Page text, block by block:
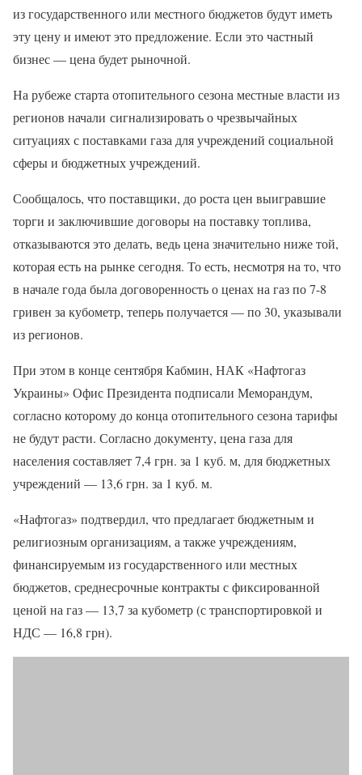
из государственного или местного бюджетов будут иметь
эту цену и имеют это предложение. Если это частный
бизнес — цена будет рыночной.
На рубеже старта отопительного сезона местные власти из
регионов начали сигнализировать о чрезвычайных
ситуациях с поставками газа для учреждений социальной
сферы и бюджетных учреждений.
Сообщалось, что поставщики, до роста цен выигравшие
торги и заключившие договоры на поставку топлива,
отказываются это делать, ведь цена значительно ниже той,
которая есть на рынке сегодня. То есть, несмотря на то, что
в начале года была договоренность о ценах на газ по 7-8
гривен за кубометр, теперь получается — по 30, указывали
из регионов.
При этом в конце сентября Кабмин, НАК «Нафтогаз
Украины» Офис Президента подписали Меморандум,
согласно которому до конца отопительного сезона тарифы
не будут расти. Согласно документу, цена газа для
населения составляет 7,4 грн. за 1 куб. м, для бюджетных
учреждений — 13,6 грн. за 1 куб. м.
«Нафтогаз» подтвердил, что предлагает бюджетным и
религиозным организациям, а также учреждениям,
финансируемым из государственного или местных
бюджетов, среднесрочные контракты с фиксированной
ценой на газ — 13,7 за кубометр (с транспортировкой и
НДС — 16,8 грн).